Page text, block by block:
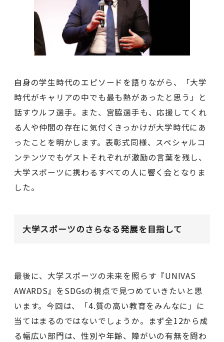
⾃⾝の学⽣時代のエピソードを語りながら、「⼤学
時代がキャリアの中でも最も熱があったと思う」と
話すウルフ選⼿。また、宮脇選⼿も、応援してくれ
る⼈や仲間の存在に気付くきっかけが⼤学時代にあ
ったことを明かします。表彰式同様、スペシャルコ
ンテンツでもゲストそれぞれが激励の言葉を残し、
大学スポーツに携わるすべての人に響く会となりま
した。
大学スポーツのさらなる発展を目指して
最後に、大学スポーツの未来を照らす『UNIVAS
AWARDS』をSDGsの視点で見つめていきたいと思
います。今回は、「4.質の高い教育をみんなに」に
当てはまるのではないでしょうか。まず全12から成
る幅広い部門は、性別や年齢、障がいの有無を問わ